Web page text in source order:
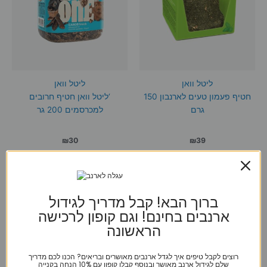
ליטל וואן
חטיף פעמון טעים לארנבון 150
גרם
₪39
ליטל וואן
‘ליטל וואן חטיף חרובים
למכרסמים 200 גר
₪30
הוספה לסל
ברוך הבא! קבל מדריך לגידול
ארנבים בחינם! וגם קופון לרכישה
הראשונה
רוצים לקבל טיפים איך לגדל ארנבים מאושרים ובריאים? הכנו לכם מדריך
שלם לגידול ארנב מאושר ובנוסף קבלו קופון עם 10% הנחה בקנייה